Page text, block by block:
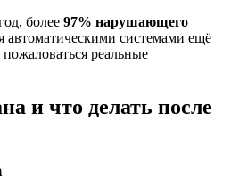
более 97% нарушающего
автоматическими системами ещё
реальные
и что делать после